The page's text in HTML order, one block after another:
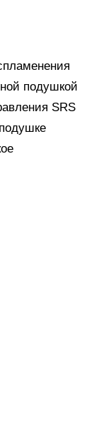
подушкой
SRS